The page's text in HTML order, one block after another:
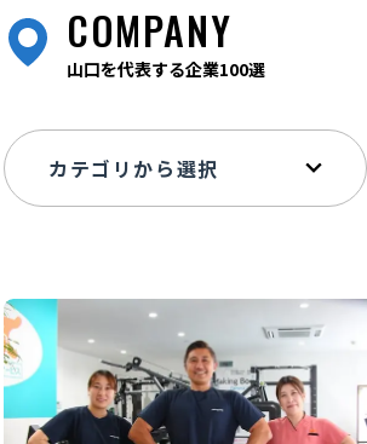
COMPANY
山口を代表する企業100選